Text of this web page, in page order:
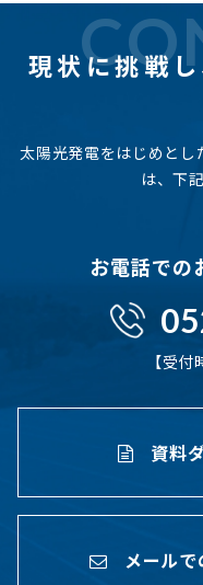
現状に挑戦
太陽光発電をはじめと
は、下
お電話での
【受
資料
メール